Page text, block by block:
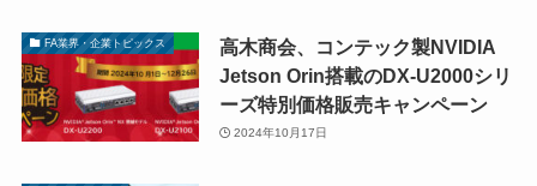
FA業界・企業トピックス
高木商会、コンテック製NVIDIA
Jetson Orin搭載のDX-U2000シリ
ーズ特別価格販売キャンペーン
2024年10月17日